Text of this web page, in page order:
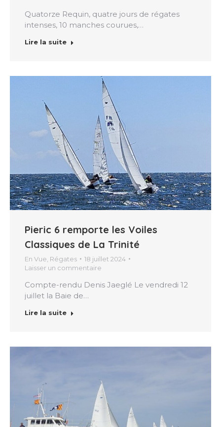
Quatorze Requin, quatre jours de régates
intenses, 10 manches courues,…
Lire la suite
Pieric 6 remporte les Voiles
Classiques de La Trinité
En Vue Régates
18 juillet 2024
Laisser un commentaire
Compte-rendu Denis Jaeglé Le vendredi 12
juillet la Baie de…
Lire la suite